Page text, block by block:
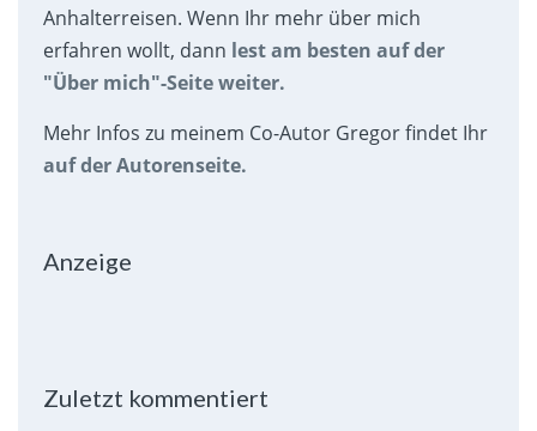
Anhalterreisen. Wenn Ihr mehr über mich
erfahren wollt, dann lest am besten auf der
"Über mich"-Seite weiter.
Mehr Infos zu meinem Co-Autor Gregor findet Ihr
auf der Autorenseite.
Anzeige
Zuletzt kommentiert